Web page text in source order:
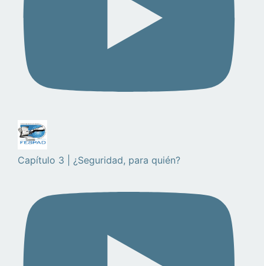
Capítulo 3 | ¿Seguridad, para quién?